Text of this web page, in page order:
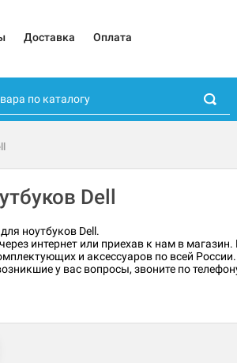
Доставка Оплата
Dell
ноутбуков Dell.
интернет или приехав к нам в
и аксессуаров по всей России.
у вас вопросы, звоните по